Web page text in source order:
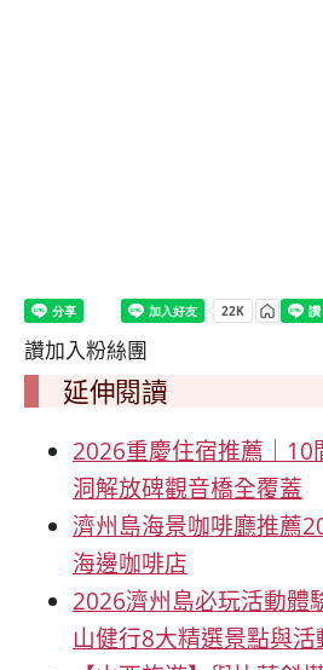
讚加入粉絲團
延伸閱讀
2026重慶住宿推薦｜10
洞解放碑觀音橋全覆蓋
濟州島海景咖啡廳推薦
海邊咖啡店
2026濟州島必玩活動體
山健行8大精選景點與活